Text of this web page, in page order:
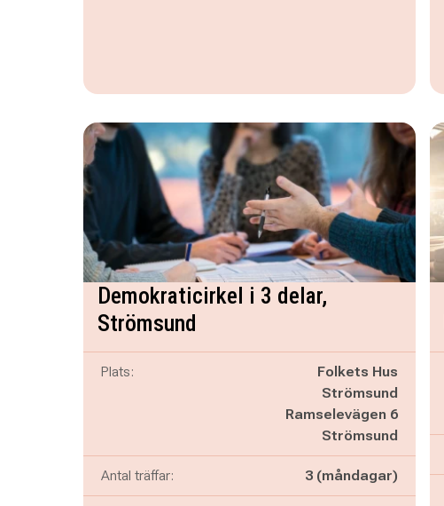
Demokraticirkel i 3 delar,
Strömsund
Plats:
Folkets Hus
Strömsund
Ramselevägen 6
Strömsund
Antal träffar: 3 (måndagar)